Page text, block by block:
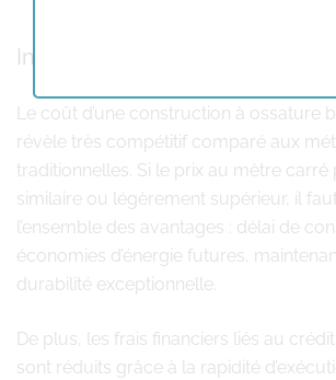
Investissement et rapport
Le coût d’une construction à ossature
révèle très compétitif comparé aux
traditionnelles. Si le prix au mètre
similaire ou légèrement supérieur, il
l’ensemble des avantages : délai de
économies d’énergie futures,
durabilité exceptionnelle.
De plus, les frais financiers liés au
sont réduits grâce à la rapidité